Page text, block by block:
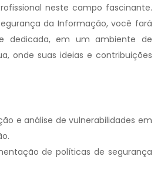
neste campo fascinante.
da Informação, você fará
dedicada, em um ambiente de
onde suas ideias e contribuições
e análise de vulnerabilidades em
de políticas de segurança